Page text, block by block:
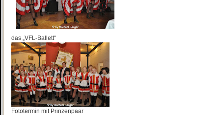
das „VFL-Ballett“
Fototermin mit Prinzenpaar